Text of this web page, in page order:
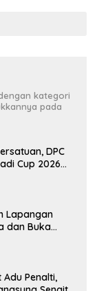
kategori
pada
DPC
Cup 2026
Lapangan
dan Buka
Penalti,